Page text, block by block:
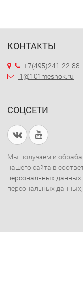
КОНТАКТЫ
+7(495)241-22-88
1@101meshok.ru
СОЦСЕТИ
Мы получаем и
нашего сайта в
персональных данных
персональных